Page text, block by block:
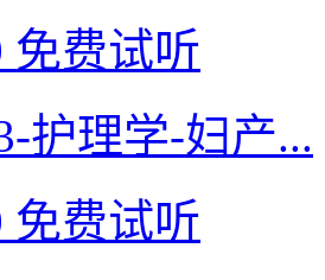
免费试听
护理学-妇产...
免费试听